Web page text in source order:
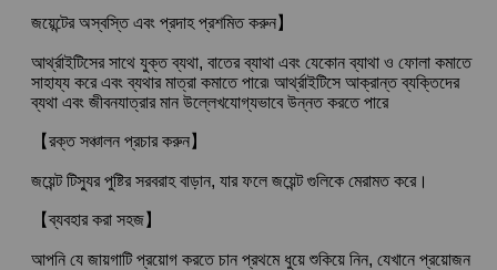
জয়েন্টের অস্বস্তি এবং প্রদাহ প্রশমিত করুন】
আর্থ্রাইটিসের সাথে যুক্ত ব্যথা, বাতের ব্যাথা এবং যেকোন ব্যাথা ও ফোলা কমাতে
সাহায্য করে এবং ব্যথার মাত্রা কমাতে পারে৷ আর্থ্রাইটিসে আক্রান্ত ব্যক্তিদের
ব্যথা এবং জীবনযাত্রার মান উল্লেখযোগ্যভাবে উন্নত করতে পারে
【রক্ত সঞ্চালন প্রচার করুন】
জয়েন্ট টিস্যুর পুষ্টির সরবরাহ বাড়ান, যার ফলে জয়েন্ট গুলিকে মেরামত করে।
【ব্যবহার করা সহজ】
আপনি যে জায়গাটি প্রয়োগ করতে চান প্রথমে ধুয়ে শুকিয়ে নিন, যেখানে প্রয়োজন